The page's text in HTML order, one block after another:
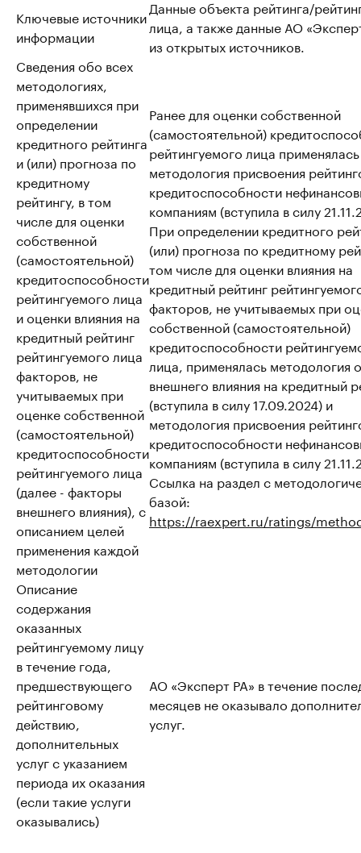
Ключевые источники
информации
Данные объекта рейтинга/
лица, а также данные АО
из открытых источников.
Сведения обо всех
методологиях,
применявшихся при
определении
кредитного рейтинга
и (или) прогноза по
кредитному
рейтингу, в том
числе для оценки
собственной
(самостоятельной)
кредитоспособности
рейтингуемого лица
и оценки влияния на
кредитный рейтинг
рейтингуемого лица
факторов, не
учитываемых при
оценке собственной
(самостоятельной)
кредитоспособности
рейтингуемого лица
(далее - факторы
внешнего влияния), с
описанием целей
применения каждой
методологии
Ранее для оценки собственной
(самостоятельной)
рейтингуемого лица применялась
методология присвоения
кредитоспособности
компаниям (вступила в силу
При определении кредитного
(или) прогноза по кредитному
том числе для оценки влияния на
кредитный рейтинг
факторов, не учитываемых при
собственной (самостоятельной)
кредитоспособности
лица, применялась методология
внешнего влияния на кредитный
(вступила в силу 17.09.2024) и
методология присвоения
кредитоспособности
компаниям (вступила в силу
Ссылка на раздел с
базой:
https://raexpert.ru/ratings/
Описание
содержания
оказанных
рейтингуемому лицу
в течение года,
предшествующего
рейтинговому
действию,
дополнительных
услуг с указанием
периода их оказания
(если такие услуги
оказывались)
АО «Эксперт РА» в течение
месяцев не оказывало
услуг.